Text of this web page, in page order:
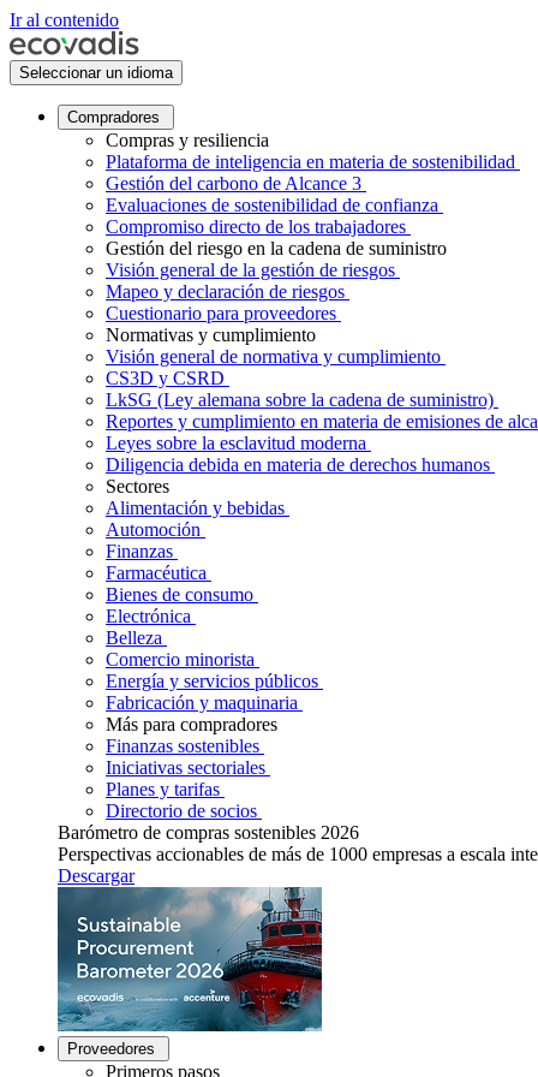
Ir al contenido
Seleccionar un idioma
Compradores
Compras y resiliencia
Plataforma de inteligencia en materia de sostenibilidad
Gestión del carbono de Alcance 3
Evaluaciones de sostenibilidad de confianza
Compromiso directo de los trabajadores
Gestión del riesgo en la cadena de suministro
Visión general de la gestión de riesgos
Mapeo y declaración de riesgos
Cuestionario para proveedores
Normativas y cumplimiento
Visión general de normativa y cumplimiento
CS3D y CSRD
LkSG (Ley alemana sobre la cadena de suministro)
Reportes y cumplimiento en materia de emisiones de
Leyes sobre la esclavitud moderna
Diligencia debida en materia de derechos humanos
Sectores
Alimentación y bebidas
Automoción
Finanzas
Farmacéutica
Bienes de consumo
Electrónica
Belleza
Comercio minorista
Energía y servicios públicos
Fabricación y maquinaria
Más para compradores
Finanzas sostenibles
Iniciativas sectoriales
Planes y tarifas
Directorio de socios
Barómetro de compras sostenibles 2026
Perspectivas accionables de más de 1000 empresas a escala
Descargar
Proveedores
Primeros pasos